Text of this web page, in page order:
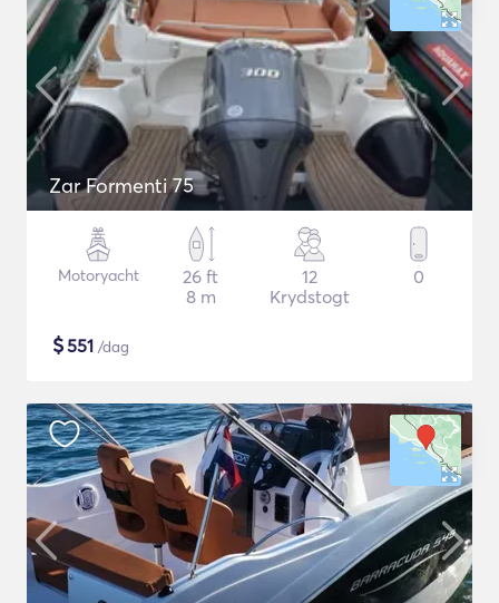
Zar Formenti 75
Motoryacht
26 ft
8 m
12
Krydstogt
0
$551 /dag